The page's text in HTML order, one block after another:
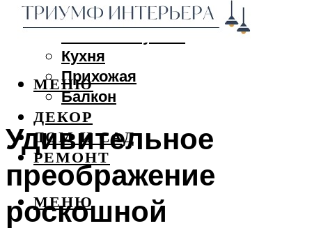
Спальня
Кухня
Прихожая
Балкон
ДЕКОР
ДОМ И САД
РЕМОНТ
МЕНЮ
МЕНЮ
Удивительное
преображение
роскошной